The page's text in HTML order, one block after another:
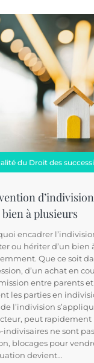
du Droit des
bien à plusieurs
encadrer
ou hériter d’un bien
Que ce soit
d’un achat en
entre parents
les parties en
l’indivision
peut rapidement
indivisaires ne sont
blocages pour
devient…